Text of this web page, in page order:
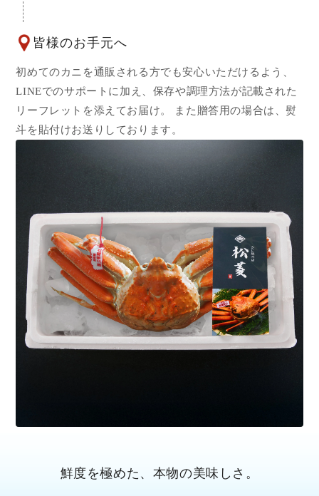
皆様のお手元へ
初めてのカニを通販される方でも安心いただけるよう、
LINEでのサポートに加え、保存や調理方法が記載された
リーフレットを添えてお届け。 また贈答用の場合は、熨
斗を貼付けお送りしております。
鮮度を極めた、本物の美味しさ。